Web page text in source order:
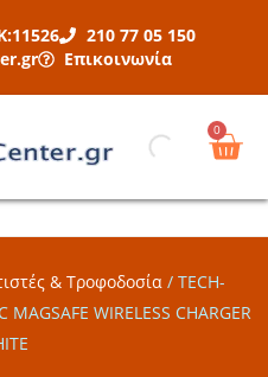
210 77 05 150
Επικοινωνία
0
& Τροφοδοσία / TECH-
WIRELESS CHARGER